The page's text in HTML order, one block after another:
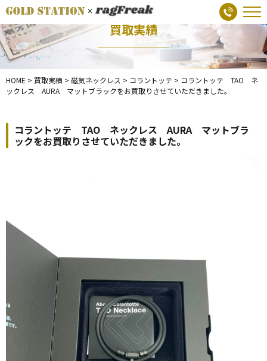
買取実績
HOME > 買取実績 > 磁気ネックレス > コラントッテ > コラントッテ TAO ネ
ックレス AURA マットブラックをお買取りさせていただきました。
コラントッテ TAO ネックレス AURA マットブラ
ックをお買取りさせていただきました。